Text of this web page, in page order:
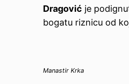
Dragović je
bogatu riznicu od
Manastir Krka